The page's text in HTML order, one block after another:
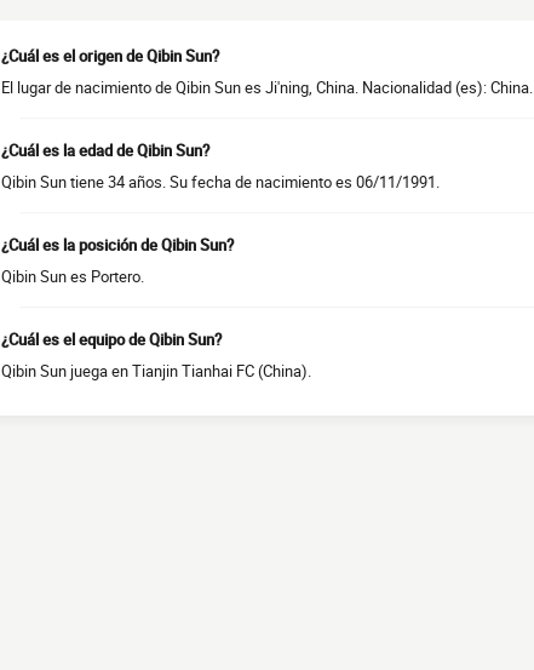
¿Cuál es el origen de Qibin Sun?
El lugar de nacimiento de Qibin Sun es Ji'ning, China. Nacionalidad (es): China.
¿Cuál es la edad de Qibin Sun?
Qibin Sun tiene 34 años. Su fecha de nacimiento es 06/11/1991.
¿Cuál es la posición de Qibin Sun?
Qibin Sun es Portero.
¿Cuál es el equipo de Qibin Sun?
Qibin Sun juega en Tianjin Tianhai FC (China).